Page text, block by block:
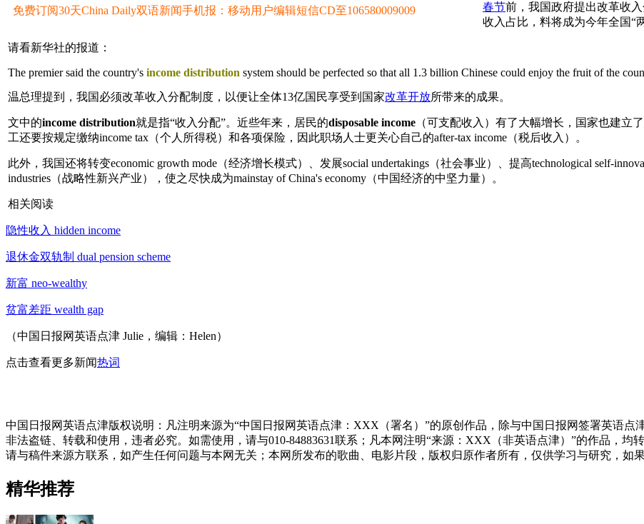
免费订阅30天China Daily双语新闻手机报：移动用户编辑短信CD至106580009009
春节前，我国政府提出改革收
收入占比，料将成为今年全国“
请看新华社的报道：
The premier said the country's income distribution system should be perfected so that all 1.3 billion Chinese could enjoy the fruit of the
温总理提到，我国必须改革收入分配制度，以便让全体13亿国民享受到国家改革开放所带来的成果。
文中的income distribution就是指“收入分配”。近些年来，居民的disposable income （可支配收入）有了大幅增长，国家也建立了
工还要按规定缴纳income tax（个人所得税）和各项保险，因此职场人士更关心自己的after-tax income（税后收入）。
此外，我国还将转变economic growth mode（经济增长模式）、发展social undertakings（社会事业）、提高technological self-
industries（战略性新兴产业），使之尽快成为mainstay of China's economy（中国经济的中坚力量）。
相关阅读
隐性收入 hidden income
退休金双轨制 dual pension scheme
新富 neo-wealthy
贫富差距 wealth gap
（中国日报网英语点津 Julie，编辑：Helen）
点击查看更多新闻热词
中国日报网英语点津版权说明：凡注明来源为“中国日报网英语点津：XXX（署名）”的原创作品，除与中国日报网签署英语
非法盗链、转载和使用，违者必究。如需使用，请与010-84883631联系；凡本网注明“来源：XXX（非英语点津）”的作品，均
请与稿件来源方联系，如产生任何问题与本网无关；本网所发布的歌曲、电影片段，版权归原作者所有，仅供学习与研究，如
精华推荐